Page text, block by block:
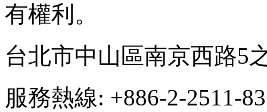
有權利。
台北市中山區南京西路5
服務熱線: +886-2-